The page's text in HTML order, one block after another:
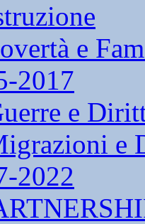
e
2017
e
e
2022